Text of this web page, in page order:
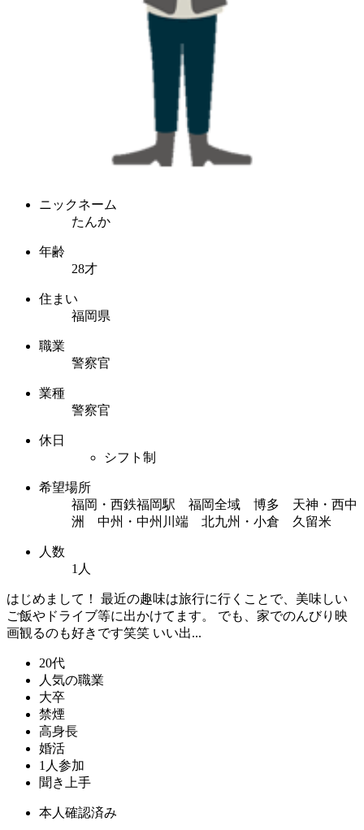
ニックネーム
たんか
年齢
28才
住まい
福岡県
職業
警察官
業種
警察官
休日
シフト制
希望場所
福岡・西鉄福岡駅 福岡全域 博多 天神・西中
洲 中州・中州川端 北九州・小倉 久留米
人数
1人
はじめまして！ 最近の趣味は旅行に行くことで、美味しい
ご飯やドライブ等に出かけてます。 でも、家でのんびり映
画観るのも好きです笑笑 いい出...
20代
人気の職業
大卒
禁煙
高身長
婚活
1人参加
聞き上手
本人確認済み